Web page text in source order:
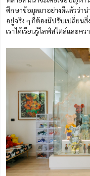
ศึกษาข้อมูลมาอย่างดีแล้วว่า
อยู่จริง ๆ ก็ต้องมีปรับเปลี่ยน
เราได้เรียนรู้ไลฟ์สไตล์และค